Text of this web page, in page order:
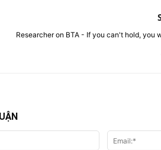
Researcher on BTA - If you can't hold, you
Tên:*